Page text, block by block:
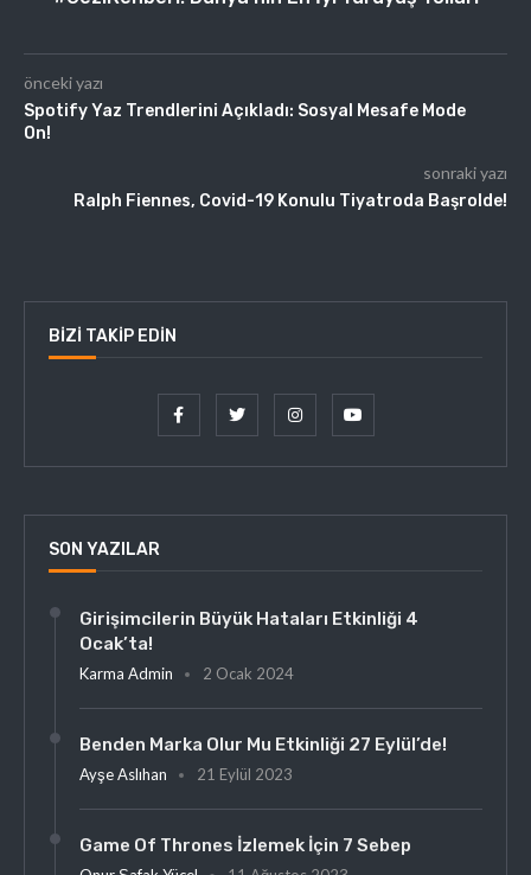
önceki yazı
Spotify Yaz Trendlerini Açıkladı: Sosyal Mesafe Mode
On!
sonraki yazı
Ralph Fiennes, Covid-19 Konulu Tiyatroda Başrolde!
BIZI TAKIP EDIN
SON YAZILAR
Girişimcilerin Büyük Hataları Etkinliği 4
Ocak’ta!
Karma Admin 2 Ocak 2024
Benden Marka Olur Mu Etkinliği 27 Eylül’de!
Ayşe Aslıhan 21 Eylül 2023
Game Of Thrones İzlemek İçin 7 Sebep